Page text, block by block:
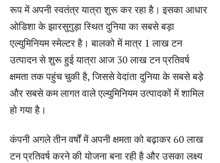
रूप में अपनी स्वतंत्र यात्रा शुरू कर रहा है। इसका आधार
ओडिशा के झारसुगुड़ा स्थित दुनिया का सबसे बड़ा
एल्युमिनियम स्मेल्टर है। बालको में मात्र 1 लाख टन
उत्पादन से शुरू हुई यात्रा आज 30 लाख टन प्रतिवर्ष
क्षमता तक पहुंच चुकी है, जिससे वेदांता दुनिया के सबसे बड़े
और सबसे कम लागत वाले एल्युमिनियम उत्पादकों में शामिल
हो गया है।
कंपनी अगले तीन वर्षों में अपनी क्षमता को बढ़ाकर 60 लाख
टन प्रतिवर्ष करने की योजना बना रही है और उसका लक्ष्य